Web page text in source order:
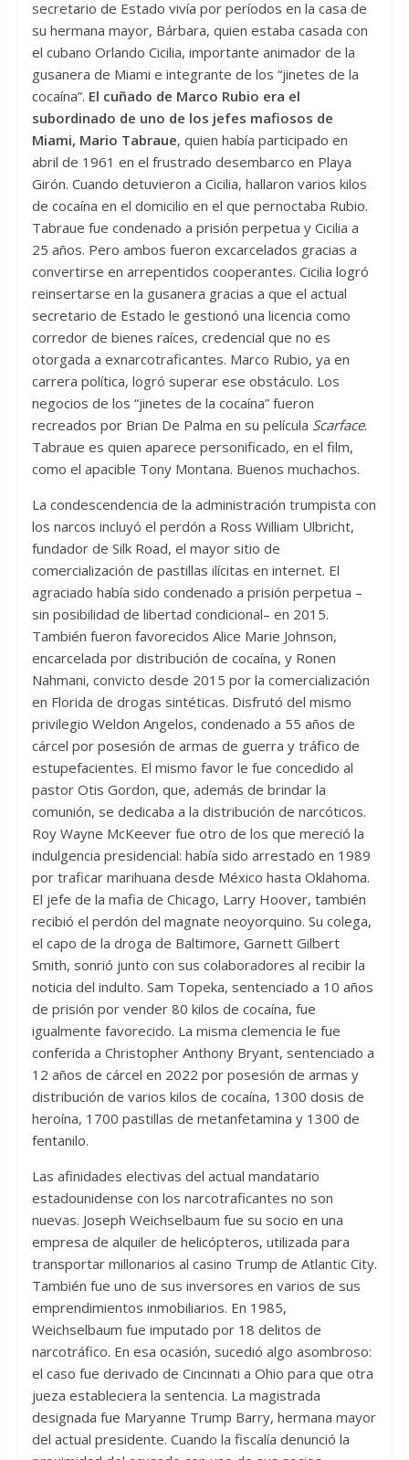
secretario de Estado vivía por períodos en la casa de
su hermana mayor, Bárbara, quien estaba casada con
el cubano Orlando Cicilia, importante animador de la
gusanera de Miami e integrante de los “jinetes de la
cocaína”. El cuñado de Marco Rubio era el
subordinado de uno de los jefes mafiosos de
Miami, Mario Tabraue, quien había participado en
abril de 1961 en el frustrado desembarco en Playa
Girón. Cuando detuvieron a Cicilia, hallaron varios kilos
de cocaína en el domicilio en el que pernoctaba Rubio.
Tabraue fue condenado a prisión perpetua y Cicilia a
25 años. Pero ambos fueron excarcelados gracias a
convertirse en arrepentidos cooperantes. Cicilia logró
reinsertarse en la gusanera gracias a que el actual
secretario de Estado le gestionó una licencia como
corredor de bienes raíces, credencial que no es
otorgada a exnarcotraficantes. Marco Rubio, ya en
carrera política, logró superar ese obstáculo. Los
negocios de los “jinetes de la cocaína” fueron
recreados por Brian De Palma en su película Scarface.
Tabraue es quien aparece personificado, en el film,
como el apacible Tony Montana. Buenos muchachos.
La condescendencia de la administración trumpista con
los narcos incluyó el perdón a Ross William Ulbricht,
fundador de Silk Road, el mayor sitio de
comercialización de pastillas ilícitas en internet. El
agraciado había sido condenado a prisión perpetua –
sin posibilidad de libertad condicional– en 2015.
También fueron favorecidos Alice Marie Johnson,
encarcelada por distribución de cocaína, y Ronen
Nahmani, convicto desde 2015 por la comercialización
en Florida de drogas sintéticas. Disfrutó del mismo
privilegio Weldon Angelos, condenado a 55 años de
cárcel por posesión de armas de guerra y tráfico de
estupefacientes. El mismo favor le fue concedido al
pastor Otis Gordon, que, además de brindar la
comunión, se dedicaba a la distribución de narcóticos.
Roy Wayne McKeever fue otro de los que mereció la
indulgencia presidencial: había sido arrestado en 1989
por traficar marihuana desde México hasta Oklahoma.
El jefe de la mafia de Chicago, Larry Hoover, también
recibió el perdón del magnate neoyorquino. Su colega,
el capo de la droga de Baltimore, Garnett Gilbert
Smith, sonrió junto con sus colaboradores al recibir la
noticia del indulto. Sam Topeka, sentenciado a 10 años
de prisión por vender 80 kilos de cocaína, fue
igualmente favorecido. La misma clemencia le fue
conferida a Christopher Anthony Bryant, sentenciado a
12 años de cárcel en 2022 por posesión de armas y
distribución de varios kilos de cocaína, 1300 dosis de
heroína, 1700 pastillas de metanfetamina y 1300 de
fentanilo.
Las afinidades electivas del actual mandatario
estadounidense con los narcotraficantes no son
nuevas. Joseph Weichselbaum fue su socio en una
empresa de alquiler de helicópteros, utilizada para
transportar millonarios al casino Trump de Atlantic City.
También fue uno de sus inversores en varios de sus
emprendimientos inmobiliarios. En 1985,
Weichselbaum fue imputado por 18 delitos de
narcotráfico. En esa ocasión, sucedió algo asombroso:
el caso fue derivado de Cincinnati a Ohio para que otra
jueza estableciera la sentencia. La magistrada
designada fue Maryanne Trump Barry, hermana mayor
del actual presidente. Cuando la fiscalía denunció la